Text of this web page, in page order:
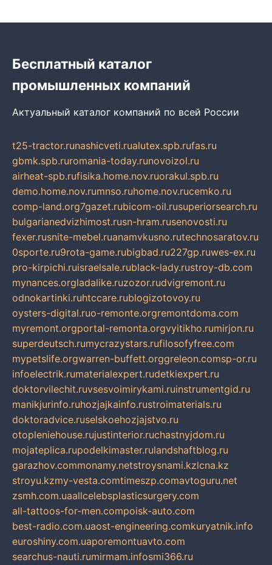
Бесплатный каталог
промышленных компаний
Актуальный каталог компаний по всей России
t25-tractor.runashicveti.rualutex.spb.rufas.ru
gbmk.spb.ruromania-today.runovoizol.ru
airheat-spb.rufisika.home.nov.ruorakul.spb.ru
demo.home.nov.rumnso.ruhome.nov.rucemko.ru
comp-land.org7gazet.rubicom-oil.rusuperiorsearch.ru
bulgarianedvizhimost.rusn-hram.rusenovosti.ru
fexer.rusnite-mebel.ruanamvkusno.rutechnosaratov.ru
0sporte.ru9rota-game.rubigbad.ru227gp.ruwes-ex.ru
pro-kirpichi.ruisraelsale.rublack-lady.rustroy-db.com
mynances.orgladalike.ruzozor.rudvigremont.ru
odnokartinki.ruhtccare.rublogizotovoy.ru
oysters-digital.ruo-remonte.orgremontdoma.com
myremont.orgportal-remonta.orgvyitikho.rumirjon.ru
superdeutsch.rumycrazystars.rufilosofyfree.com
mypetslife.orgwarren-buffett.orggreleon.comsp-or.ru
infoelectrik.rumaterialexpert.rudetkiexpert.ru
doktorvilechit.ruvsesvoimirykami.ruinstrumentgid.ru
manikjurinfo.ruhozjajkainfo.rustroimaterials.ru
doktoradvice.ruselskoehozjajstvo.ru
otopleniehouse.rujustinterior.ruchastnyjdom.ru
mojateplica.rupodelkimaster.rulandshaftblog.ru
garazhov.commonamy.netstroysnami.kzlcna.kz
stroyu.kzmy-vesta.comtimeszp.comavtoguru.net
zsmh.com.uaallcelebsplasticsurgery.com
all-tattoos-for-men.compoisk-auto.com
best-radio.com.uaost-engineering.comkuryatnik.info
euroshiny.com.uaporemontuavto.com
searchus-nauti.rumirmam.infosmi366.ru